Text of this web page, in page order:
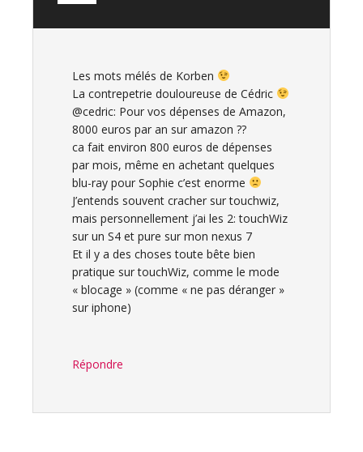
Les mots mélés de Korben
La contrepetrie douloureuse de Cédric
@cedric: Pour vos dépenses de Amazon,
8000 euros par an sur amazon ??
ca fait environ 800 euros de dépenses
par mois, même en achetant quelques
blu-ray pour Sophie c’est enorme
J’entends souvent cracher sur touchwiz,
mais personnellement j’ai les 2: touchWiz
sur un S4 et pure sur mon nexus 7
Et il y a des choses toute bête bien
pratique sur touchWiz, comme le mode
« blocage » (comme « ne pas déranger »
sur iphone)
Répondre